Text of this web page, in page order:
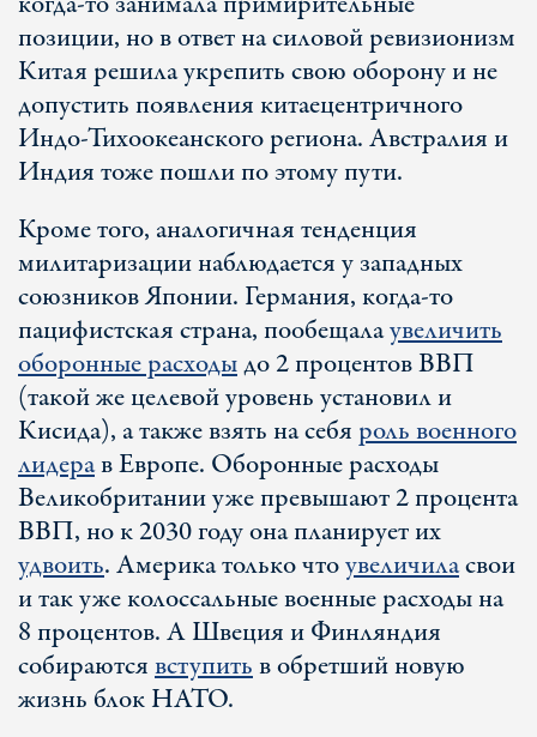
позиции, но в ответ на силовой ревизионизм
Китая решила укрепить свою оборону и не
допустить появления китаецентричного
Индо-Тихоокеанского региона. Австралия и
Индия тоже пошли по этому пути.
Кроме того, аналогичная тенденция
милитаризации наблюдается у западных
союзников Японии. Германия, когда-то
пацифистская страна, пообещалаувеличить
оборонные расходыдо 2 процентов ВВП
(такой же целевой уровень установил и
Кисида), а также взять на себя роль военного
лидерав Европе. Оборонные расходы
Великобритании уже превышают 2 процента
ВВП, но к 2030 году она планирует их
удвоить. Америка только чтоувеличиласвои
и так уже колоссальные военные расходы на
8 процентов. А Швеция и Финляндия
собираютсявступитьв обретший новую
жизнь блок НАТО.